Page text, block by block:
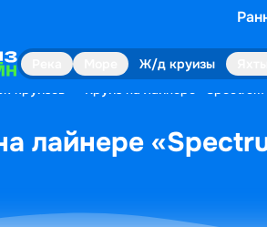
Ж/д круизы
круизов Круиз на лайнере
лайнере